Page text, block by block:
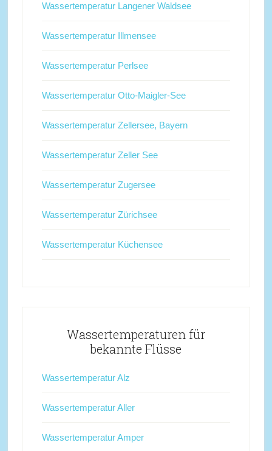
Wassertemperatur Langener Waldsee
Wassertemperatur Illmensee
Wassertemperatur Perlsee
Wassertemperatur Otto-Maigler-See
Wassertemperatur Zellersee, Bayern
Wassertemperatur Zeller See
Wassertemperatur Zugersee
Wassertemperatur Zürichsee
Wassertemperatur Küchensee
Wassertemperaturen für
bekannte Flüsse
Wassertemperatur Alz
Wassertemperatur Aller
Wassertemperatur Amper